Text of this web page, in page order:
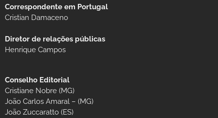
Correspondente em Portugal
Cristian Damaceno
Diretor de relações públicas
Henrique Campos
Conselho Editorial
Cristiane Nobre (MG)
João Carlos Amaral – (MG)
João Zuccaratto (ES)